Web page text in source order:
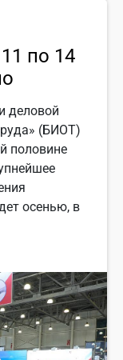
по 14
деловой
(БИОТ)
половине
осенью, в